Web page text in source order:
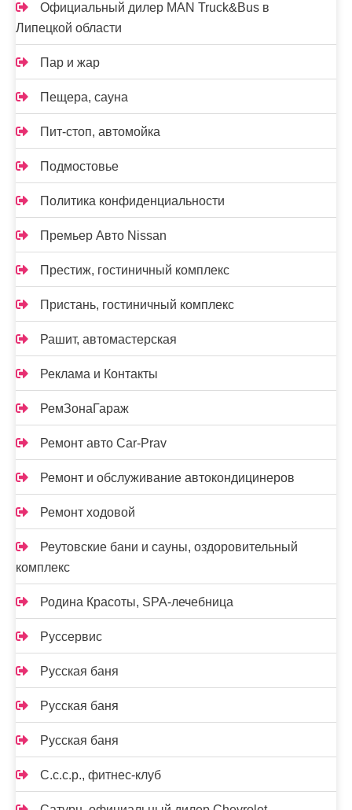
Официальный дилер MAN Truck&Bus в
Липецкой области
Пар и жар
Пещера, сауна
Пит-стоп, автомойка
Подмостовье
Политика конфиденциальности
Премьер Авто Nissan
Престиж, гостиничный комплекс
Пристань, гостиничный комплекс
Рашит, автомастерская
Реклама и Контакты
РемЗонаГараж
Ремонт авто Car-Prav
Ремонт и обслуживание автокондицинеров
Ремонт ходовой
Реутовские бани и сауны, оздоровительный
комплекс
Родина Красоты, SPA-лечебница
Руссервис
Русская баня
Русская баня
Русская баня
С.с.с.р., фитнес-клуб